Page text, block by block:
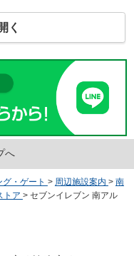
く
へ
・ゲート > 周辺施設案内 > 南
トア > セブンイレブン 南アル